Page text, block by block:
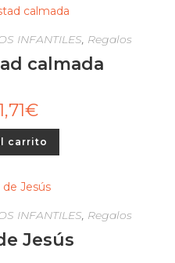
INFANTILES, Regalos
calmada
€
carrito
INFANTILES, Regalos
Jesús